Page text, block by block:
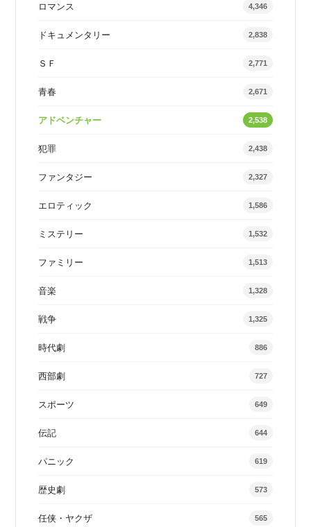
ロマンス 4,346
ドキュメンタリー 2,838
ＳＦ 2,771
青春 2,671
アドベンチャー 2,538
犯罪 2,438
ファンタジー 2,327
エロティック 1,586
ミステリー 1,532
ファミリー 1,513
音楽 1,328
戦争 1,325
時代劇 886
西部劇 727
スポーツ 649
伝記 644
パニック 619
歴史劇 573
任侠・ヤクザ 565